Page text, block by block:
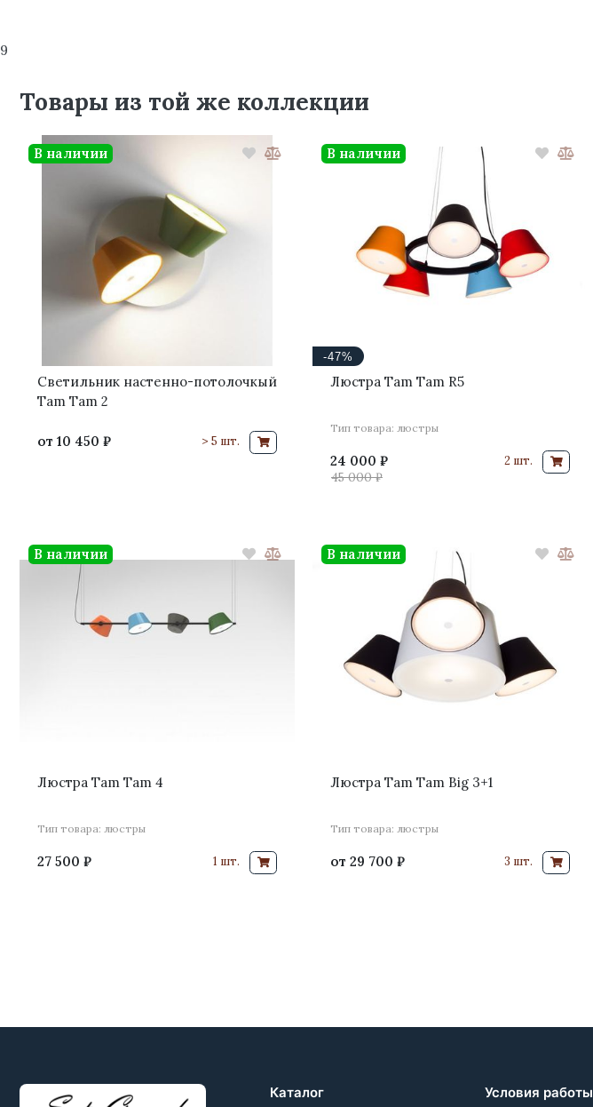
9
Товары из той же коллекции
Светильник настенно-потолочкый
Tam Tam 2
от 10 450 ₽
В наличии
> 5 шт.
-47%
Люстра Tam Tam R5
Тип товара: люстры
24 000 ₽
45 000 ₽
В наличии
2 шт.
Люстра Tam Tam 4
Тип товара: люстры
27 500 ₽
В наличии
1 шт.
Люстра Tam Tam Big 3+1
Тип товара: люстры
от 29 700 ₽
В наличии
3 шт.
Каталог Условия работы